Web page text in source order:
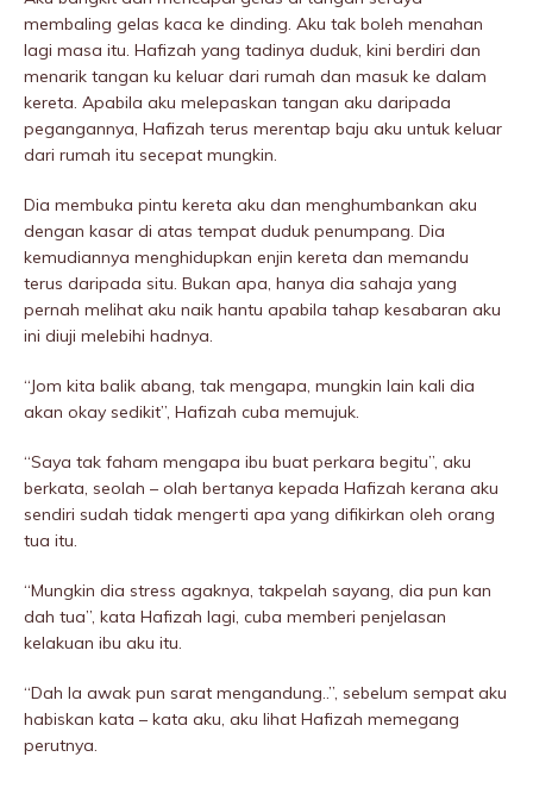
membaIing gelas kaca ke dinding. Aku tak boleh menahan
lagi masa itu. Hafizah yang tadinya duduk, kini berdiri dan
menarik tangan ku keluar dari rumah dan masuk ke dalam
kereta. Apabila aku melepaskan tangan aku daripada
pegangannya, Hafizah terus merentap baju aku untuk keluar
dari rumah itu secepat mungkin.
Dia membuka pintu kereta aku dan menghumbankan aku
dengan kasar di atas tempat duduk penumpang. Dia
kemudiannya menghidupkan enjin kereta dan memandu
terus daripada situ. Bukan apa, hanya dia sahaja yang
pernah melihat aku naik hantu apabila tahap kesabaran aku
ini diuji melebihi hadnya.
“Jom kita balik abang, tak mengapa, mungkin lain kali dia
akan okay sedikit”, Hafizah cuba memujuk.
“Saya tak faham mengapa ibu buat perkara begitu”, aku
berkata, seolah – olah bertanya kepada Hafizah kerana aku
sendiri sudah tidak mengerti apa yang difikirkan oleh orang
tua itu.
“Mungkin dia stress agaknya, takpelah sayang, dia pun kan
dah tua”, kata Hafizah lagi, cuba memberi penjelasan
kelakuan ibu aku itu.
“Dah la awak pun sarat mengandung..”, sebelum sempat aku
habiskan kata – kata aku, aku lihat Hafizah memegang
perutnya.